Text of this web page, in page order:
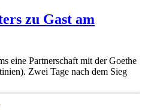
zu Gast am
eine Partnerschaft mit der Goethe
Zwei Tage nach dem Sieg